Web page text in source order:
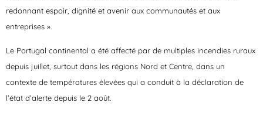
redonnant espoir, dignité et avenir aux communautés et aux
entreprises ».
Le Portugal continental a été affecté par de multiples incendies ruraux
depuis juillet, surtout dans les régions Nord et Centre, dans un
contexte de températures élevées qui a conduit à la déclaration de
l’état d’alerte depuis le 2 août.